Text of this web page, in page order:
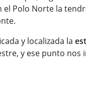
el Polo Norte la
y localizada la
y ese punto nos